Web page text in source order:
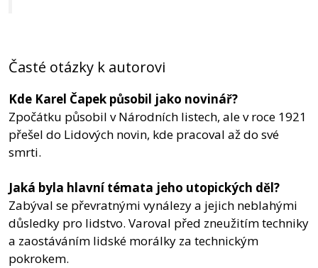
Časté otázky k autorovi
Kde Karel Čapek působil jako novinář?
Zpočátku působil v Národních listech, ale v roce 1921
přešel do Lidových novin, kde pracoval až do své
smrti.
Jaká byla hlavní témata jeho utopických děl?
Zabýval se převratnými vynálezy a jejich neblahými
důsledky pro lidstvo. Varoval před zneužitím techniky
a zaostáváním lidské morálky za technickým
pokrokem.